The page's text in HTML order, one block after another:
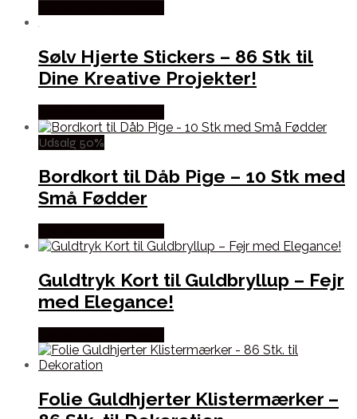
Sølv Hjerte Stickers – 86 Stk til
Dine Kreative Projekter!
Udsalg 50%
Bordkort til Dåb Pige – 10 Stk med
Små Fødder
Guldtryk Kort til Guldbryllup – Fejr
med Elegance!
Folie Guldhjerter Klistermærker –